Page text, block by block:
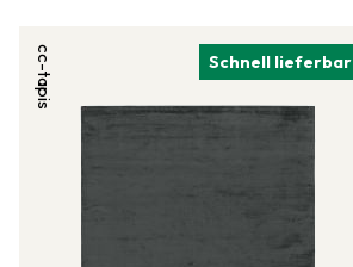
Schnell lieferbar
cc-tapis